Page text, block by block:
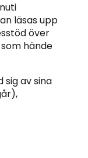
läsas upp
över
hände
sig av sina